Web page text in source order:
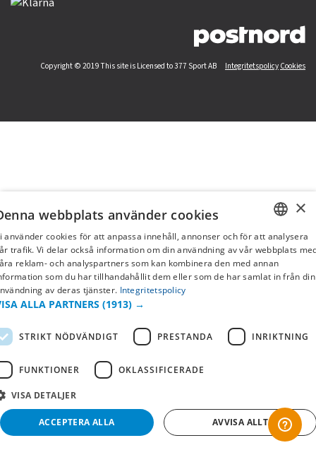
Copyright © 2019 This site is Licensed to 377 Sport AB Integritetspolicy Cookies
SWEDISH
FI
×
webbplats använder cookies
använder cookies för att anpassa innehåll, annonser och för att analysera
trafik. Vi delar också information om din användning av vår webbplats
reklam- och analyspartners som kan kombinera den med annan
som du har tillhandahållit dem eller som de har samlat in från din
av deras tjänster. Integritetspolicy
ALLA PARTNERS (1913) →
STRIKT NÖDVÄNDIGT PRESTANDA INRIKTNING
FUNKTIONER OKLASSIFICERADE
VISA DETALJER
ACCEPTERA ALLA AVVISA ALLT